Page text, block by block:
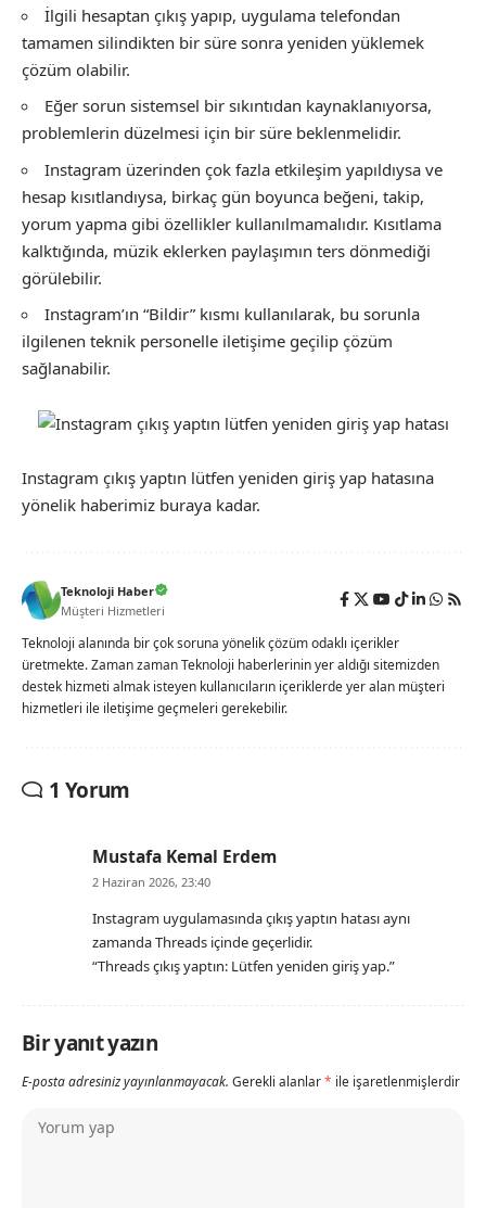
İlgili hesaptan çıkış yapıp, uygulama telefondan
tamamen silindikten bir süre sonra yeniden yüklemek
çözüm olabilir.
Eğer sorun sistemsel bir sıkıntıdan kaynaklanıyorsa,
problemlerin düzelmesi için bir süre beklenmelidir.
Instagram üzerinden çok fazla etkileşim yapıldıysa ve
hesap kısıtlandıysa, birkaç gün boyunca beğeni, takip,
yorum yapma gibi özellikler kullanılmamalıdır. Kısıtlama
kalktığında, müzik eklerken paylaşımın ters dönmediği
görülebilir.
Instagram’ın “Bildir” kısmı kullanılarak, bu sorunla
ilgilenen teknik personelle iletişime geçilip çözüm
sağlanabilir.
Instagram çıkış yaptın lütfen yeniden giriş yap hatasına
yönelik haberimiz buraya kadar.
Teknoloji Haber
Müşteri Hizmetleri
Teknoloji alanında bir çok soruna yönelik çözüm odaklı içerikler
üretmekte. Zaman zaman Teknoloji haberlerinin yer aldığı sitemizden
destek hizmeti almak isteyen kullanıcıların içeriklerde yer alan müşteri
hizmetleri ile iletişime geçmeleri gerekebilir.
1 Yorum
Mustafa Kemal Erdem
2 Haziran 2026, 23:40
Instagram uygulamasında çıkış yaptın hatası aynı
zamanda Threads içinde geçerlidir.
“Threads çıkış yaptın: Lütfen yeniden giriş yap.”
Bir yanıt yazın
E-posta adresiniz yayınlanmayacak. Gerekli alanlar* ile işaretlenmişlerdir